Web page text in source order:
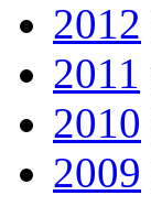
2012
2011
2010
2009